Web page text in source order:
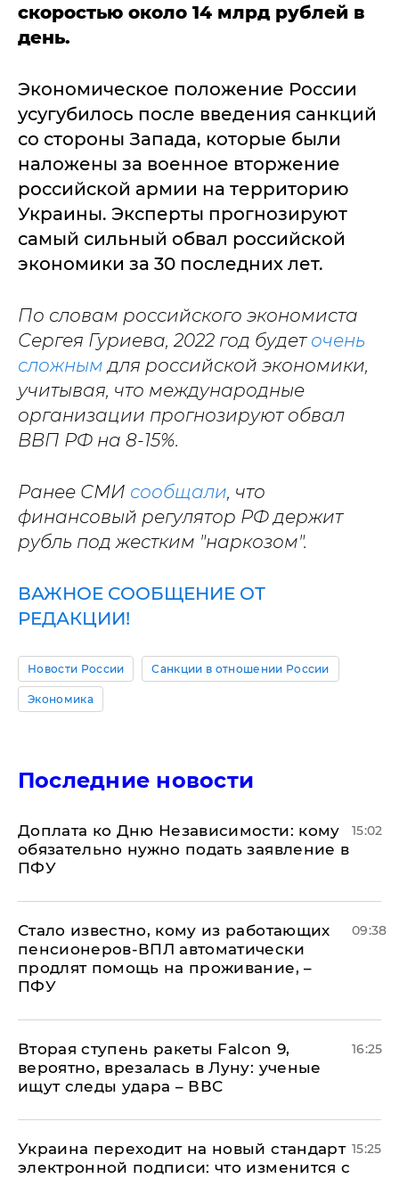
скоростью около 14 млрд рублей в
день.
Экономическое положение России
усугубилось после введения санкций
со стороны Запада, которые были
наложены за военное вторжение
российской армии на территорию
Украины. Эксперты прогнозируют
самый сильный обвал российской
экономики за 30 последних лет.
По словам российского экономиста
Сергея Гуриева, 2022 год будет очень
сложным для российской экономики,
учитывая, что международные
организации прогнозируют обвал
ВВП РФ на 8-15%.
Ранее СМИ сообщали, что
финансовый регулятор РФ держит
рубль под жестким "наркозом".
ВАЖНОЕ СООБЩЕНИЕ ОТ
РЕДАКЦИИ!
Новости России Санкции в отношении России
Экономика
Последние новости
Доплата ко Дню Независимости: кому
обязательно нужно подать заявление в
ПФУ
15:02
Стало известно, кому из работающих
пенсионеров-ВПЛ автоматически
продлят помощь на проживание, –
ПФУ
09:38
Вторая ступень ракеты Falcon 9,
вероятно, врезалась в Луну: ученые
ищут следы удара – ВВС
16:25
Украина переходит на новый стандарт
электронной подписи: что изменится с
15:25